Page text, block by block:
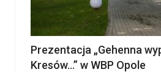
Prezentacja „Gehenna
Kresów…” w WBP Opole